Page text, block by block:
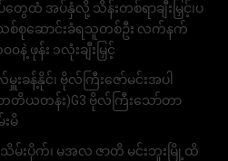
ေထံ အပ်နှံလို့ သိန်းတစ်ရာချီးမြှင့်၊ပ
စ်စုဆောင်းခံရသူတစ်ဦး လက်နက်
ဖုန်း ၁လုံးချီးမြှင့်
ခန့်နိုင်၊ ဗိုလ်ကြီးဇော်မင်းအပါ
(တတိယတန်း)G3 ဗိုလ်ကြီးသော်တာ
မိ
သိမ်းပိုက်၊ မအလ ဇာတိ မင်းဘူးမြို့ထိ